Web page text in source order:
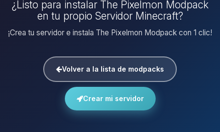
¿Listo para instalar The Pixelmon Modpack
en tu propio Servidor Minecraft?
¡Crea tu servidor e instala The Pixelmon Modpack con 1 clic!
Volver a la lista de modpacks
Crear mi servidor